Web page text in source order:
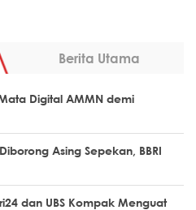
Berita Utama
Digital AMMN demi
Asing Sepekan, BBRI
dan UBS Kompak Menguat